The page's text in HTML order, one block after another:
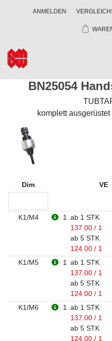
ANMELDEN
BN25054
komplett
Dim VE
K1/M4 1
ab 1 STK
137.00 / 1
ab 5 STK
124.00 / 1
K1/M5
1
ab 1 STK
137.00 / 1
ab 5 STK
124.00 / 1
K1/M6
1
ab 1 STK
137.00 / 1
ab 5 STK
124.00 / 1